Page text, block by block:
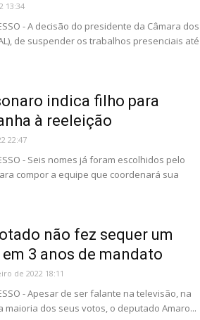
13:34
- A decisão do presidente da Câmara dos
de suspender os trabalhos presenciais até
indica filho para
à reeleição
22:47
- Seis nomes já foram escolhidos pelo
compor a equipe que coordenará sua
não fez sequer um
3 anos de mandato
de 2022 18:11
- Apesar de ser falante na televisão, na
maioria dos seus votos, o deputado Amaro...